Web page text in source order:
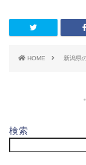
HOME 新潟県
検索